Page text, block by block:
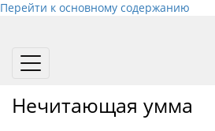
Перейти к основному содержанию
Toggle
Нечитающая умма